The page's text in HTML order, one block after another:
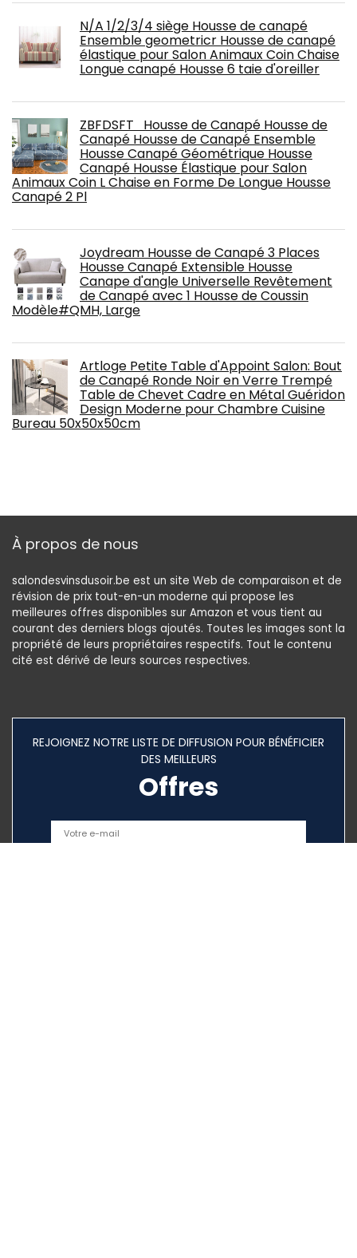
N/A 1/2/3/4 siège Housse de canapé
Ensemble geometricr Housse de canapé
élastique pour Salon Animaux Coin Chaise
Longue canapé Housse 6 taie d'oreiller
ZBFDSFT Housse de Canapé Housse de
Canapé Housse de Canapé Ensemble
Housse Canapé Géométrique Housse
Canapé Housse Élastique pour Salon
Animaux Coin L Chaise en Forme De Longue Housse
Canapé 2 Pl
Joydream Housse de Canapé 3 Places
Housse Canapé Extensible Housse
Canape d'angle Universelle Revêtement
de Canapé avec 1 Housse de Coussin
Modèle#QMH, Large
Artloge Petite Table d'Appoint Salon: Bout
de Canapé Ronde Noir en Verre Trempé
Table de Chevet Cadre en Métal Guéridon
Design Moderne pour Chambre Cuisine
Bureau 50x50x50cm
À propos de nous
salondesvinsdusoir.be est un site Web de comparaison et de
révision de prix tout-en-un moderne qui propose les
meilleures offres disponibles sur Amazon et vous tient au
courant des derniers blogs ajoutés. Toutes les images sont la
propriété de leurs propriétaires respectifs. Tout le contenu
cité est dérivé de leurs sources respectives.
REJOIGNEZ NOTRE LISTE DE DIFFUSION POUR BÉNÉFICIER
DES MEILLEURS
Offres